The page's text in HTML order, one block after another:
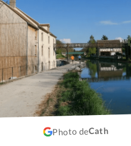
Photo deCath